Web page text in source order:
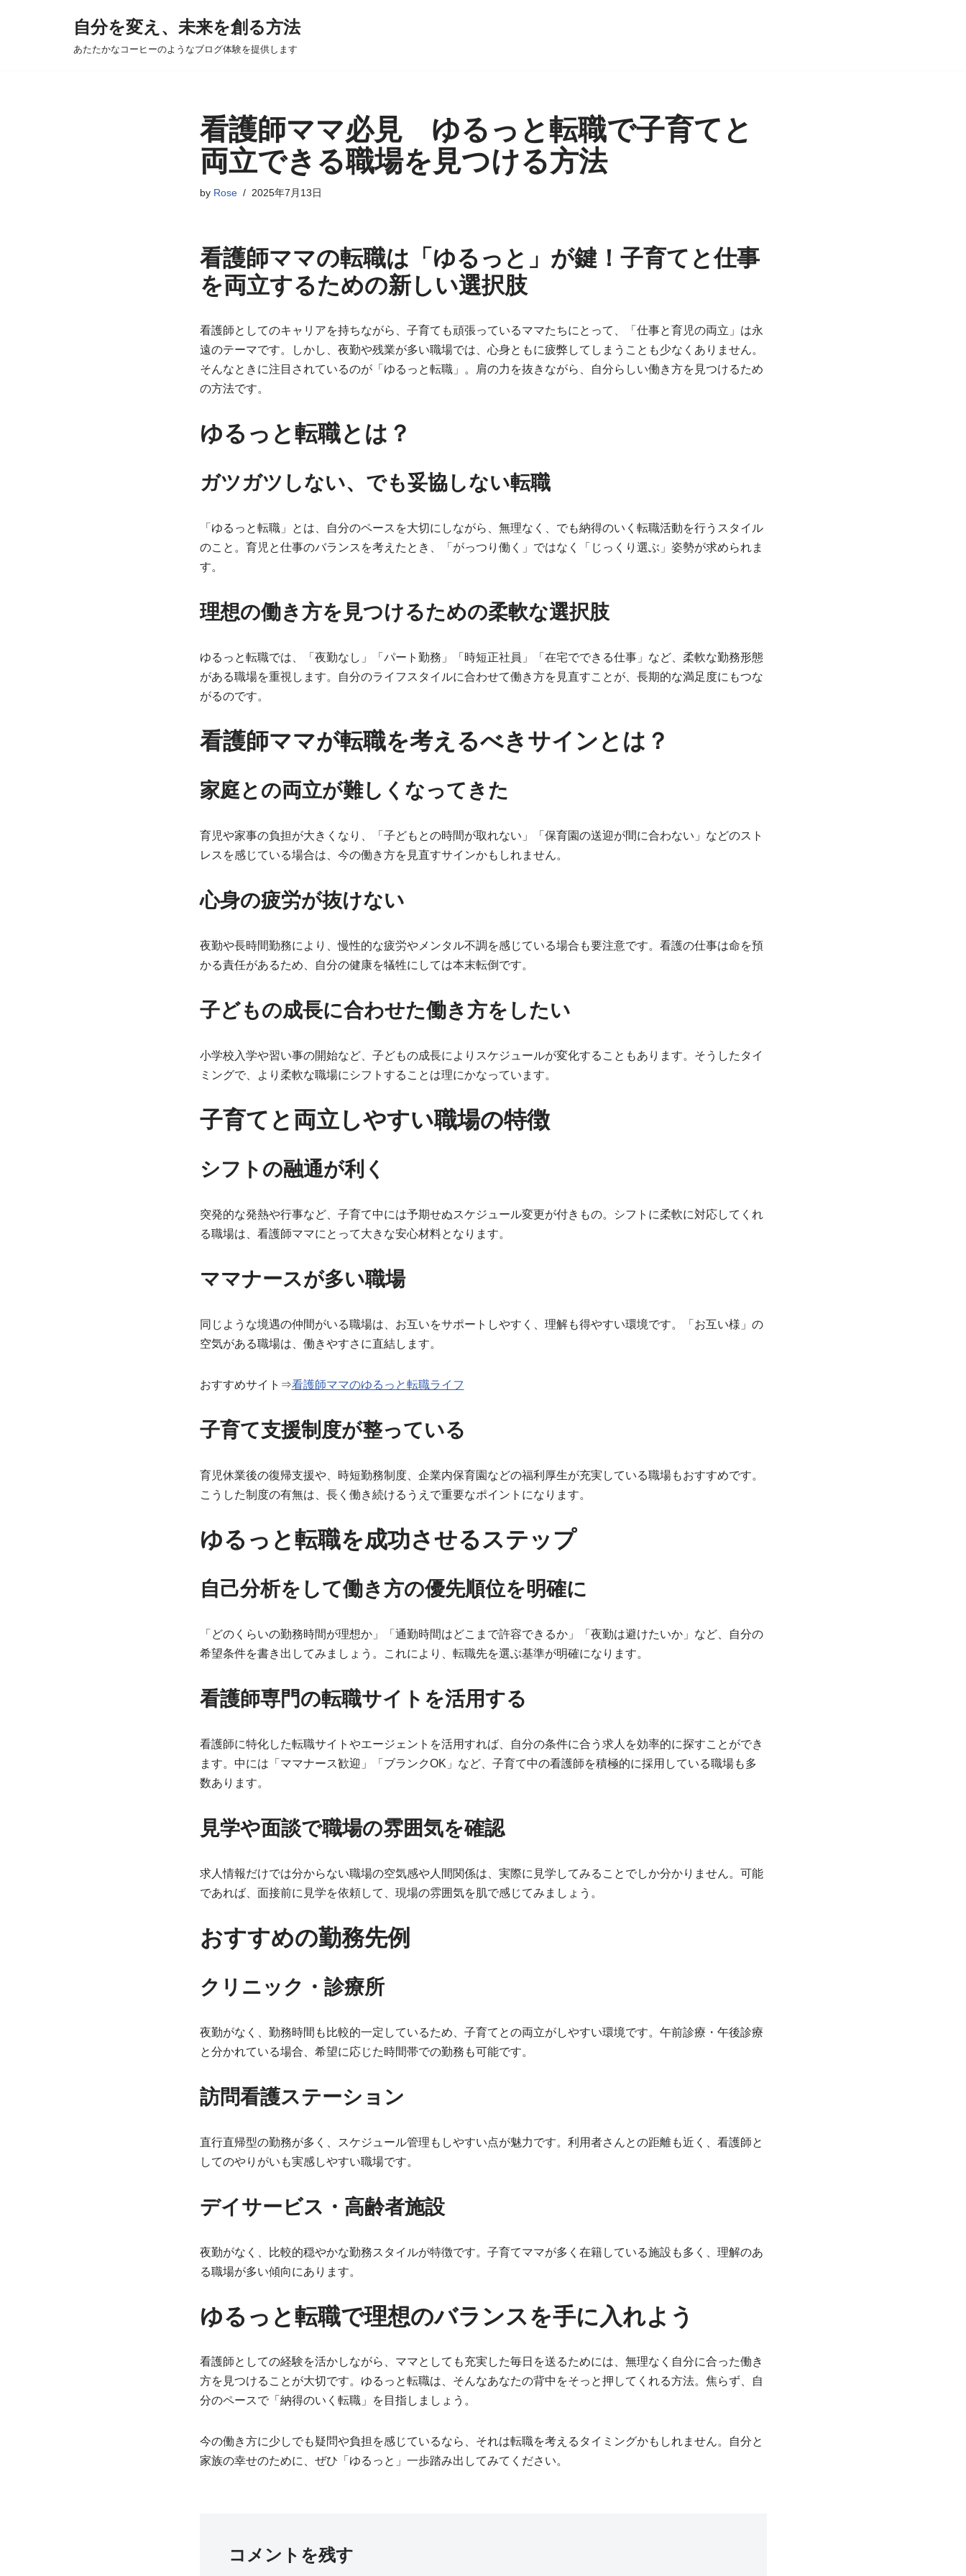
自分を変え、未来を創る方法
あたたかなコーヒーのようなブログ体験を提供します
看護師ママ必見 ゆるっと転職で子育てと
両立できる職場を見つける方法
by Rose 2025年7月13日
看護師ママの転職は「ゆるっと」が鍵！子育てと仕事
を両立するための新しい選択肢
看護師としてのキャリアを持ちながら、子育ても頑張っているママたちにとって、「仕事と育児の両立」は永
遠のテーマです。しかし、夜勤や残業が多い職場では、心身ともに疲弊してしまうことも少なくありません。
そんなときに注目されているのが「ゆるっと転職」。肩の力を抜きながら、自分らしい働き方を見つけるため
の方法です。
ゆるっと転職とは？
ガツガツしない、でも妥協しない転職
「ゆるっと転職」とは、自分のペースを大切にしながら、無理なく、でも納得のいく転職活動を行うスタイル
のこと。育児と仕事のバランスを考えたとき、「がっつり働く」ではなく「じっくり選ぶ」姿勢が求められま
す。
理想の働き方を見つけるための柔軟な選択肢
ゆるっと転職では、「夜勤なし」「パート勤務」「時短正社員」「在宅でできる仕事」など、柔軟な勤務形態
がある職場を重視します。自分のライフスタイルに合わせて働き方を見直すことが、長期的な満足度にもつな
がるのです。
看護師ママが転職を考えるべきサインとは？
家庭との両立が難しくなってきた
育児や家事の負担が大きくなり、「子どもとの時間が取れない」「保育園の送迎が間に合わない」などのスト
レスを感じている場合は、今の働き方を見直すサインかもしれません。
心身の疲労が抜けない
夜勤や長時間勤務により、慢性的な疲労やメンタル不調を感じている場合も要注意です。看護の仕事は命を預
かる責任があるため、自分の健康を犠牲にしては本末転倒です。
子どもの成長に合わせた働き方をしたい
小学校入学や習い事の開始など、子どもの成長によりスケジュールが変化することもあります。そうしたタイ
ミングで、より柔軟な職場にシフトすることは理にかなっています。
子育てと両立しやすい職場の特徴
シフトの融通が利く
突発的な発熱や行事など、子育て中には予期せぬスケジュール変更が付きもの。シフトに柔軟に対応してくれ
る職場は、看護師ママにとって大きな安心材料となります。
ママナースが多い職場
同じような境遇の仲間がいる職場は、お互いをサポートしやすく、理解も得やすい環境です。「お互い様」の
空気がある職場は、働きやすさに直結します。
おすすめサイト⇒看護師ママのゆるっと転職ライフ
子育て支援制度が整っている
育児休業後の復帰支援や、時短勤務制度、企業内保育園などの福利厚生が充実している職場もおすすめです。
こうした制度の有無は、長く働き続けるうえで重要なポイントになります。
ゆるっと転職を成功させるステップ
自己分析をして働き方の優先順位を明確に
「どのくらいの勤務時間が理想か」「通勤時間はどこまで許容できるか」「夜勤は避けたいか」など、自分の
希望条件を書き出してみましょう。これにより、転職先を選ぶ基準が明確になります。
看護師専門の転職サイトを活用する
看護師に特化した転職サイトやエージェントを活用すれば、自分の条件に合う求人を効率的に探すことができ
ます。中には「ママナース歓迎」「ブランクOK」など、子育て中の看護師を積極的に採用している職場も多
数あります。
見学や面談で職場の雰囲気を確認
求人情報だけでは分からない職場の空気感や人間関係は、実際に見学してみることでしか分かりません。可能
であれば、面接前に見学を依頼して、現場の雰囲気を肌で感じてみましょう。
おすすめの勤務先例
クリニック・診療所
夜勤がなく、勤務時間も比較的一定しているため、子育てとの両立がしやすい環境です。午前診療・午後診療
と分かれている場合、希望に応じた時間帯での勤務も可能です。
訪問看護ステーション
直行直帰型の勤務が多く、スケジュール管理もしやすい点が魅力です。利用者さんとの距離も近く、看護師と
してのやりがいも実感しやすい職場です。
デイサービス・高齢者施設
夜勤がなく、比較的穏やかな勤務スタイルが特徴です。子育てママが多く在籍している施設も多く、理解のあ
る職場が多い傾向にあります。
ゆるっと転職で理想のバランスを手に入れよう
看護師としての経験を活かしながら、ママとしても充実した毎日を送るためには、無理なく自分に合った働き
方を見つけることが大切です。ゆるっと転職は、そんなあなたの背中をそっと押してくれる方法。焦らず、自
分のペースで「納得のいく転職」を目指しましょう。
今の働き方に少しでも疑問や負担を感じているなら、それは転職を考えるタイミングかもしれません。自分と
家族の幸せのために、ぜひ「ゆるっと」一歩踏み出してみてください。
コメントを残す